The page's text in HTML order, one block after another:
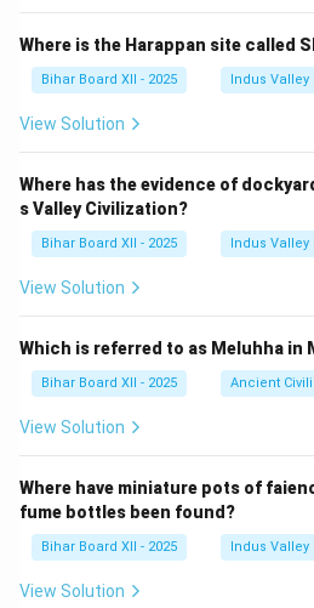
Where is the Harappan site called
Bihar Board XII - 2025 Indus Valley
View Solution
Where has the evidence of
s Valley Civilization?
Bihar Board XII - 2025 Indus Valley
View Solution
Which is referred to as Meluhha in
Bihar Board XII - 2025 Ancient
View Solution
Where have miniature pots of
fume bottles been found?
Bihar Board XII - 2025 Indus Valley
View Solution